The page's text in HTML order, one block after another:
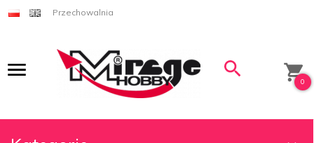
Przechowalnia
0